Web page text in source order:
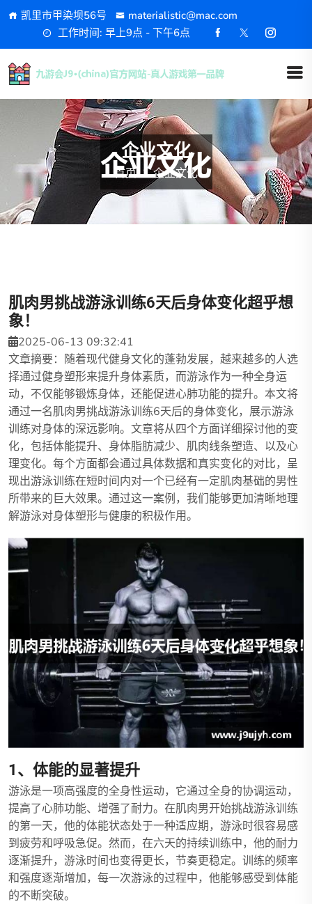
凯里市甲染坝56号
materialistic@mac.com
工作时间: 早上9点 - 下午6点
企业文化
首页 企业文化
肌肉男挑战游泳训练6天后身体变化超乎想
象！
2025-06-13 09:32:41
文章摘要：随着现代健身文化的蓬勃发展，越来越多的人选
择通过健身塑形来提升身体素质，而游泳作为一种全身运
动，不仅能够锻炼身体，还能促进心肺功能的提升。本文将
通过一名肌肉男挑战游泳训练6天后的身体变化，展示游泳
训练对身体的深远影响。文章将从四个方面详细探讨他的变
化，包括体能提升、身体脂肪减少、肌肉线条塑造、以及心
理变化。每个方面都会通过具体数据和真实变化的对比，呈
现出游泳训练在短时间内对一个已经有一定肌肉基础的男性
所带来的巨大效果。通过这一案例，我们能够更加清晰地理
解游泳对身体塑形与健康的积极作用。
1、体能的显著提升
游泳是一项高强度的全身性运动，它通过全身的协调运动，
提高了心肺功能、增强了耐力。在肌肉男开始挑战游泳训练
的第一天，他的体能状态处于一种适应期，游泳时很容易感
到疲劳和呼吸急促。然而，在六天的持续训练中，他的耐力
逐渐提升，游泳时间也变得更长，节奏更稳定。训练的频率
和强度逐渐增加，每一次游泳的过程中，他能够感受到体能
的不断突破。